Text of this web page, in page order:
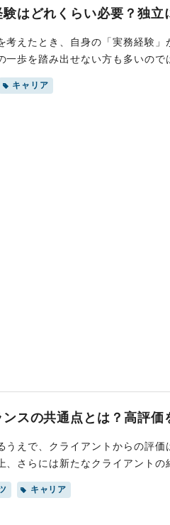
はどれくらい必要？独
考えたとき、自身の「実務経験
一歩を踏み出せない方も多いの
を重視する理由を解説します。
参考にしてみてください。
キャリア
スの共通点とは？高評
うえで、クライアントからの評
、さらには新たなクライアント
したい」と思われる、高評価を
行動も紹介するので、ぜひ参
キャリア